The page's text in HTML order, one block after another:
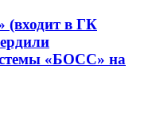
(входит в ГК
«БОСС» на